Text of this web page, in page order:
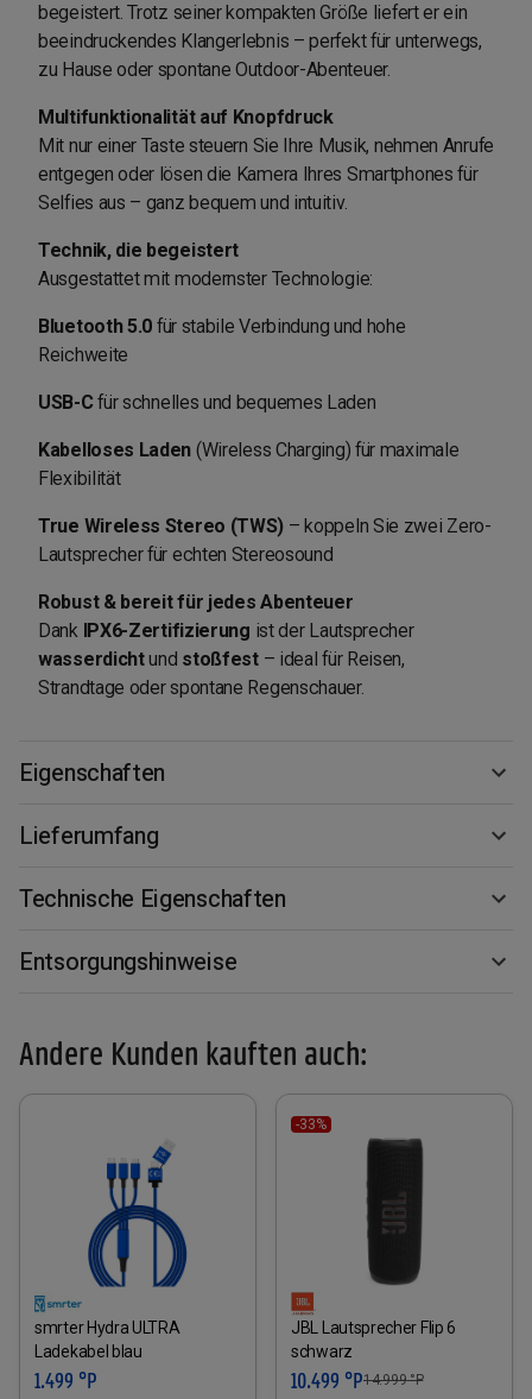
begeistert. Trotz seiner kompakten Größe liefert er ein
beeindruckendes Klangerlebnis – perfekt für unterwegs,
zu Hause oder spontane Outdoor-Abenteuer.
Multifunktionalität auf Knopfdruck
Mit nur einer Taste steuern Sie Ihre Musik, nehmen Anrufe
entgegen oder lösen die Kamera Ihres Smartphones für
Selfies aus – ganz bequem und intuitiv.
Technik, die begeistert
Ausgestattet mit modernster Technologie:
Bluetooth 5.0 für stabile Verbindung und hohe
Reichweite
USB-C für schnelles und bequemes Laden
Kabelloses Laden (Wireless Charging) für maximale
Flexibilität
True Wireless Stereo (TWS) – koppeln Sie zwei Zero-
Lautsprecher für echten Stereosound
Robust & bereit für jedes Abenteuer
Dank IPX6-Zertifizierung ist der Lautsprecher
wasserdichtund stoßfest– ideal für Reisen,
Strandtage oder spontane Regenschauer.
Eigenschaften
Lieferumfang
Technische Eigenschaften
Entsorgungshinweise
Andere Kunden kauften auch:
smrter Hydra ULTRA
Ladekabel blau
1.499 °P
-33%
JBL Lautsprecher Flip 6
schwarz
10.499 °P14.999°P